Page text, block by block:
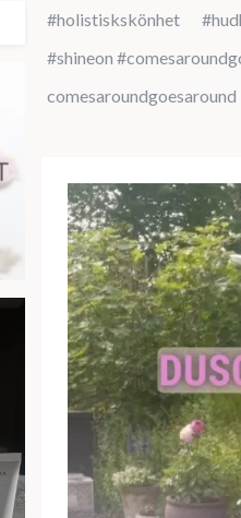
#holistiskskönhet
#shineon
comesaroundgoesaround